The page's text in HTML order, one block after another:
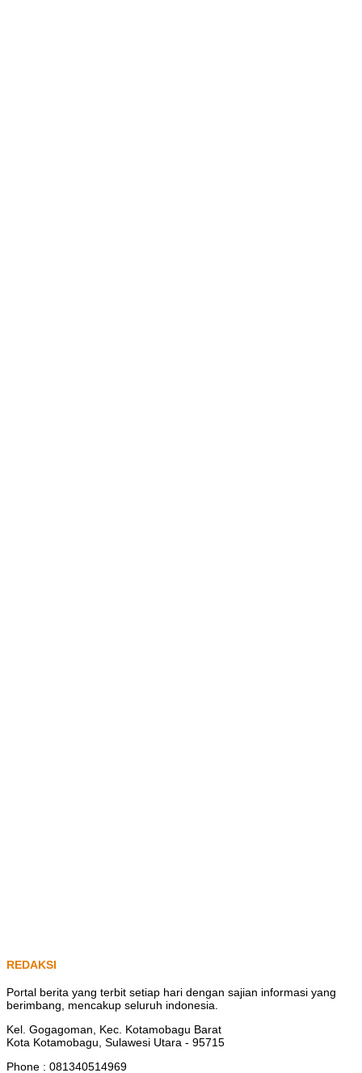
REDAKSI
Portal berita yang terbit setiap hari dengan sajian informasi yang
berimbang, mencakup seluruh indonesia.
Kel. Gogagoman, Kec. Kotamobagu Barat
Kota Kotamobagu, Sulawesi Utara - 95715
Phone : 081340514969